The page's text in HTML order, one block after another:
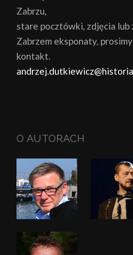
Zabrzu,
stare pocztówki, zdjęcia lub
Zabrzem eksponaty,
kontakt.
O AUTORACH